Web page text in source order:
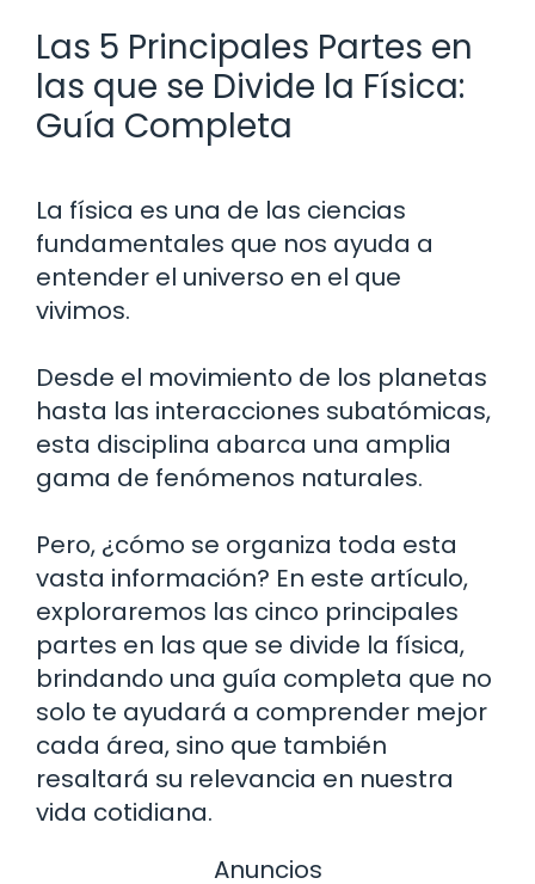
Las 5 Principales Partes en
las que se Divide la Física:
Guía Completa
La física es una de las ciencias
fundamentales que nos ayuda a
entender el universo en el que
vivimos.
Desde el movimiento de los planetas
hasta las interacciones subatómicas,
esta disciplina abarca una amplia
gama de fenómenos naturales.
Pero, ¿cómo se organiza toda esta
vasta información? En este artículo,
exploraremos las cinco principales
partes en las que se divide la física,
brindando una guía completa que no
solo te ayudará a comprender mejor
cada área, sino que también
resaltará su relevancia en nuestra
vida cotidiana.
Anuncios